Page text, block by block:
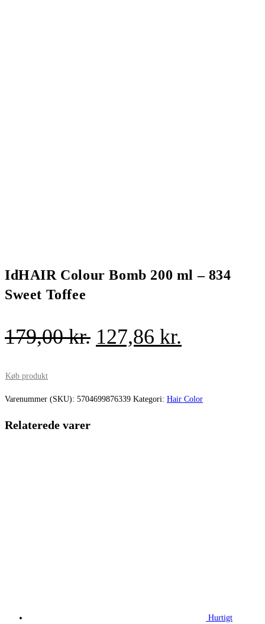
IdHAIR Colour Bomb 200 ml – 834
Sweet Toffee
179,00kr. Den
var:
127,86 kr.
er:
Køb produkt
Varenummer (SKU): 5704699876339 Kategori: Hair Color
Relaterede varer
Hurtigt